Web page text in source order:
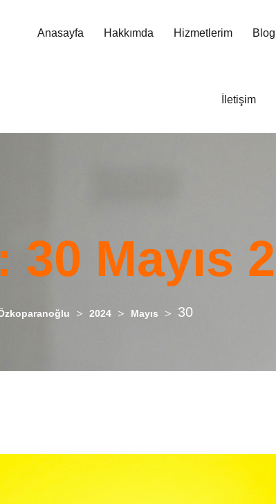
Anasayfa Hakkımda Hizmetlerim Blog
İletişim
30 Mayıs
> 2024 > Mayıs > 30